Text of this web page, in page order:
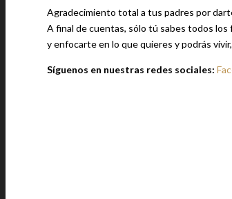
Agradecimiento total a tus padres por
A final de cuentas, sólo tú sabes todos
y enfocarte en lo que quieres y podrás
Síguenos en nuestras redes sociales: